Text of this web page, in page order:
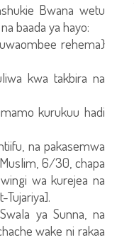
Bwana wetu
baada ya hayo:
rehema}
kwa takbira na
kurukuu hadi
na pakasemwa
6/30, chapa
wa kurejea na
Tujariya].
ya Sunna, na
wake ni rakaa